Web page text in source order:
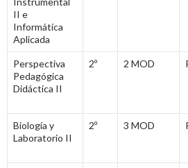
II e
Informática
Aplicada
Perspectiva
Pedagógica
Didáctica II
2º 2 MOD
Biología y
Laboratorio II
2º 3 MOD